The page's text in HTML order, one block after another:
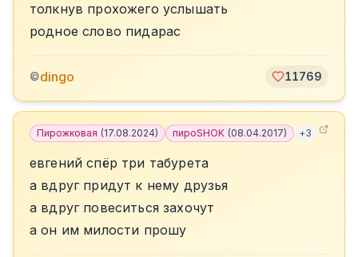
толкнув прохожего услышать
родное слово пидарас
©dingo 11769
Пирожковая (17.08.2024) пироSHOK (08.04.2017) +3
евгений спёр три табурета
а вдруг придут к нему друзья
а вдруг повеситься захочут
а он им милости прошу